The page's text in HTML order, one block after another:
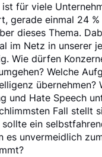
für viele
gerade einmal 24 %
dieses Thema.
im Netz in unserer
Wie dürfen
Welche
übernehmen?
und Hate Speech
Fall stellt
sollte ein
es unvermeidlich